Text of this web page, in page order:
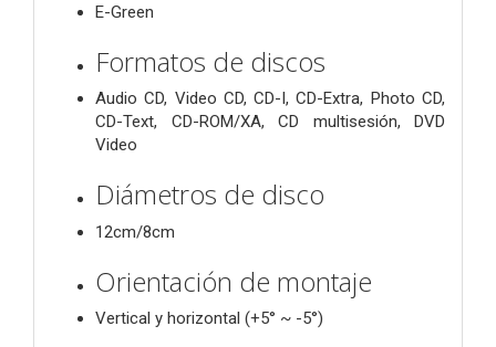
E-Green
Formatos de discos
Audio CD, Video CD, CD-I, CD-Extra, Photo CD,
CD-Text, CD-ROM/XA, CD multisesión, DVD
Video
Diámetros de disco
12cm/8cm
Orientación de montaje
Vertical y horizontal (+5° ~ -5°)